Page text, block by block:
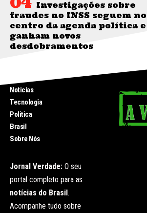
Investigações sobre
fraudes no INSS seguem no
centro da agenda política e
ganham novos
desdobramentos
Noticias
Tecnologia
Politica
Brasil
Sobre Nós
Jornal Verdade: O seu
portal completo para as
notícias do Brasil .
Acompanhe tudo sobre